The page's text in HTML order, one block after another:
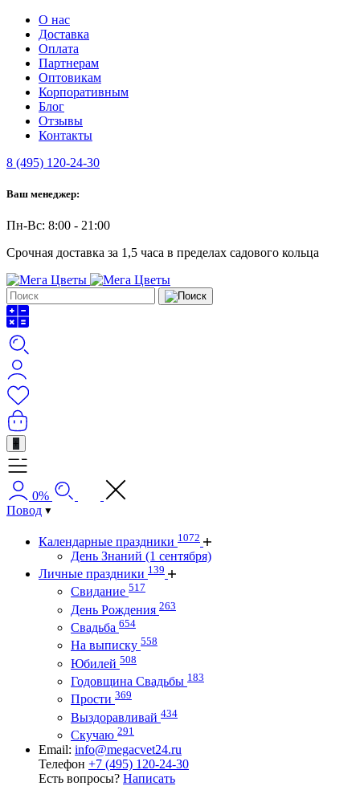
О нас
Доставка
Оплата
Партнерам
Оптовикам
Корпоративным
Блог
Отзывы
Контакты
8 (495) 120-24-30
Ваш менеджер:
Пн-Вс: 8:00 - 21:00
Срочная доставка за 1,5 часа в пределах садового кольца
+
0%
Повод
Календарные праздники 1072
День Знаний (1 сентября)
Личные праздники 139
Свидание 517
День Рождения 263
Свадьба 654
На выписку 558
Юбилей 508
Годовщина Свадьбы 183
Прости 369
Выздоравливай 434
Скучаю 291
Email: info@megacvet24.ru
Телефон +7 (495) 120-24-30
Есть вопросы? Написать